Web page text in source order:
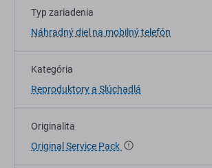
Typ zariadenia
Náhradný diel na mobilný telefón
Kategória
Reproduktory a Slúchadlá
Originalita
Original Service Pack